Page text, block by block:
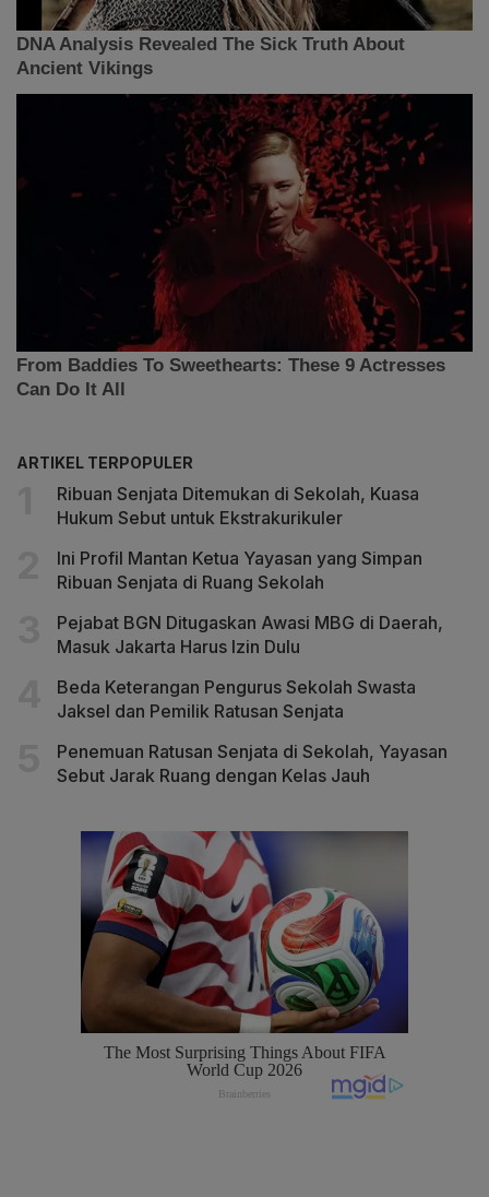
ARTIKEL TERPOPULER
Ribuan Senjata Ditemukan di Sekolah, Kuasa
Hukum Sebut untuk Ekstrakurikuler
Ini Profil Mantan Ketua Yayasan yang Simpan
Ribuan Senjata di Ruang Sekolah
Pejabat BGN Ditugaskan Awasi MBG di Daerah,
Masuk Jakarta Harus Izin Dulu
Beda Keterangan Pengurus Sekolah Swasta
Jaksel dan Pemilik Ratusan Senjata
Penemuan Ratusan Senjata di Sekolah, Yayasan
Sebut Jarak Ruang dengan Kelas Jauh